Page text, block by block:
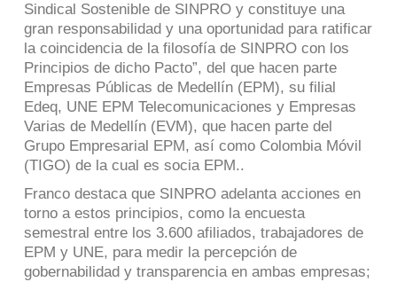
Sindical Sostenible de SINPRO y constituye una
gran responsabilidad y una oportunidad para ratificar
la coincidencia de la filosofía de SINPRO con los
Principios de dicho Pacto”, del que hacen parte
Empresas Públicas de Medellín (EPM), su filial
Edeq, UNE EPM Telecomunicaciones y Empresas
Varias de Medellín (EVM), que hacen parte del
Grupo Empresarial EPM, así como Colombia Móvil
(TIGO) de la cual es socia EPM..
Franco destaca que SINPRO adelanta acciones en
torno a estos principios, como la encuesta
semestral entre los 3.600 afiliados, trabajadores de
EPM y UNE, para medir la percepción de
gobernabilidad y transparencia en ambas empresas;